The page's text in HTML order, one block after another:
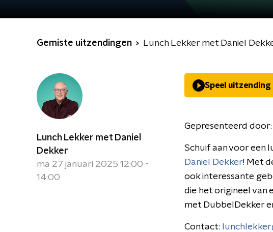
Gemiste uitzendingen Lunch Lekker met Daniel
Lunch Lekker met Daniel
Dekker
ma 27 januari 2025 12:00 -
14:00
Speel
Gepresenteerd door:
Schuif aan voor een
Daniel Dekker! Met
ook interessante
die het origineel van
met DubbelDekker
Contact: